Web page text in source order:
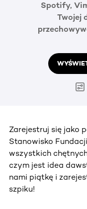
Spotify,
Twojej
Zarejestruj się jako
Stanowisko
wszystkich
czym jest idea
nami piątkę i
szpiku!